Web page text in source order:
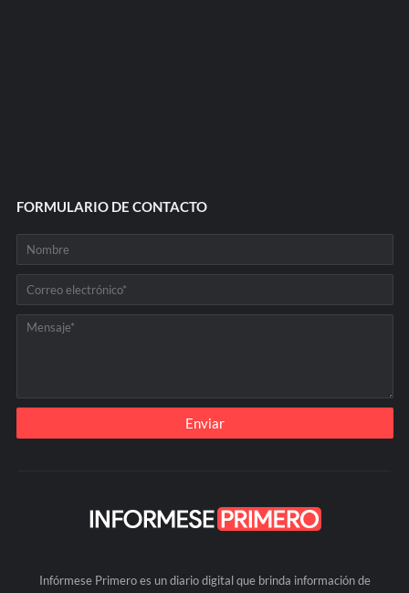
FORMULARIO DE CONTACTO
Infórmese Primero es un diario digital que brinda información de